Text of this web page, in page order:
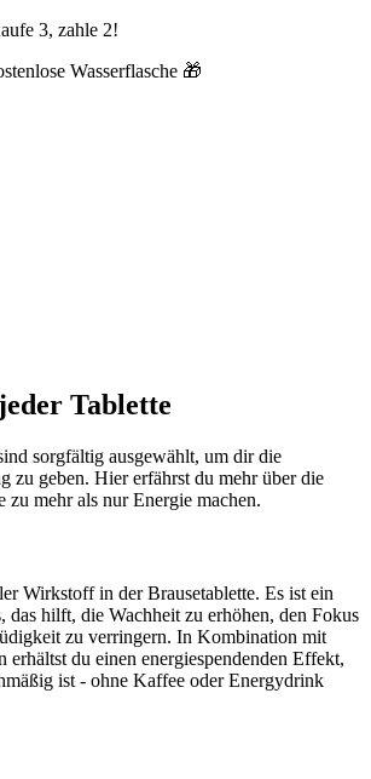
3, zahle 2!
Wasserflasche 🎁
Tablette
sorgfältig ausgewählt, um dir die
zu geben. Hier erfährst du mehr über die
zu mehr als nur Energie machen.
Wirkstoff in der Brausetablette. Es ist ein
das hilft, die Wachheit zu erhöhen, den Fokus
zu verringern. In Kombination mit
erhältst du einen energiespendenden Effekt,
ist - ohne Kaffee oder Energydrink